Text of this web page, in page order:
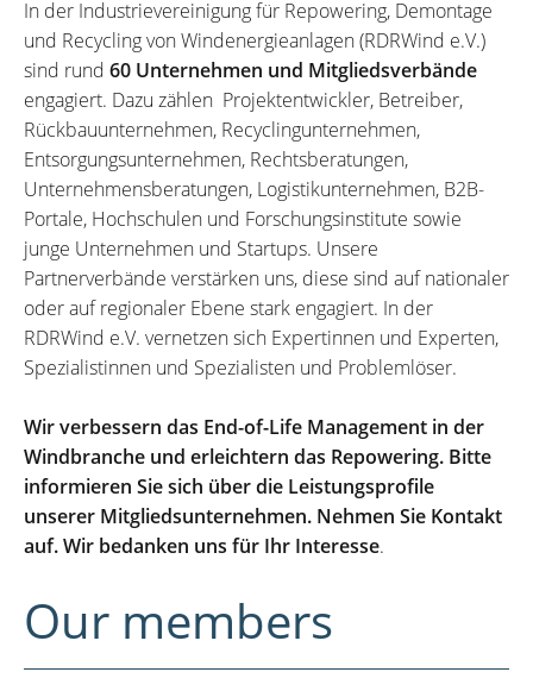
In der Industrievereinigung für Repowering, Demontage
und Recycling von Windenergieanlagen (RDRWind e.V.)
sind rund 60 Unternehmen und Mitgliedsverbände
engagiert. Dazu zählen Projektentwickler, Betreiber,
Rückbauunternehmen, Recyclingunternehmen,
Entsorgungsunternehmen, Rechtsberatungen,
Unternehmensberatungen, Logistikunternehmen, B2B-
Portale, Hochschulen und Forschungsinstitute sowie
junge Unternehmen und Startups. Unsere
Partnerverbände verstärken uns, diese sind auf nationaler
oder auf regionaler Ebene stark engagiert. In der
RDRWind e.V. vernetzen sich Expertinnen und Experten,
Spezialistinnen und Spezialisten und Problemlöser.
Wir verbessern das End-of-Life Management in der
Windbranche und erleichtern das Repowering. Bitte
informieren Sie sich über die Leistungsprofile
unserer Mitgliedsunternehmen. Nehmen Sie Kontakt
auf. Wir bedanken uns für Ihr Interesse.
Our members